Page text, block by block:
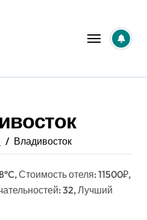
Владивосток
Стоимость отеля: 11500₽,
32, Лучший